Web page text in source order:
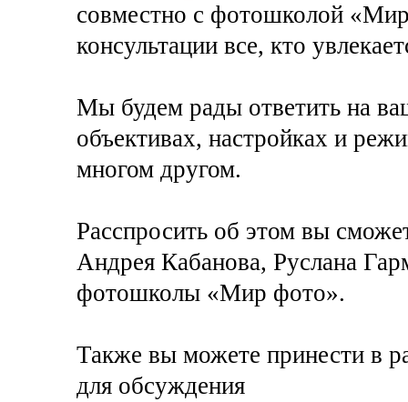
совместно с фотошколой
консультации все, кто
Мы будем рады ответить на
объективах, настройках и
многом другом.
Расспросить об этом вы
Андрея Кабанова, Руслана
фотошколы «Мир фото».
Также вы можете принести в
для обсуждения